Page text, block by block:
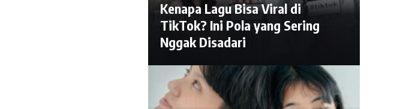
Kenapa Lagu Bisa Viral di
TikTok? Ini Pola yang Sering
Nggak Disadari